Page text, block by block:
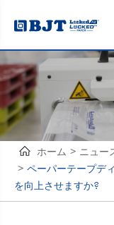
ホーム ニュー
ペーパーテープデ
を向上させますか?